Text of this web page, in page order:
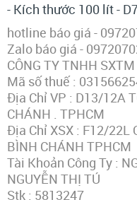
- Kích thước 100 lít -
hotline báo giá -
Zalo báo giá -
CÔNG TY TNHH
Mã số thuế :
Địa Chỉ VP : D13/12A
CHÁNH . TPHCM
Địa Chỉ XSX : F12/22L
BÌNH CHÁNH TPHCM
Tài Khoản Công Ty :
NGUYỄN THỊ TÚ
Stk : 5813247